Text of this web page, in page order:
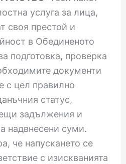
услуга за лица,
своя престой и
в Обединеното
подготовка, проверка
документи
с цел правилно
статус,
задължения и
надвнесени суми.
че напускането се
с изискванията